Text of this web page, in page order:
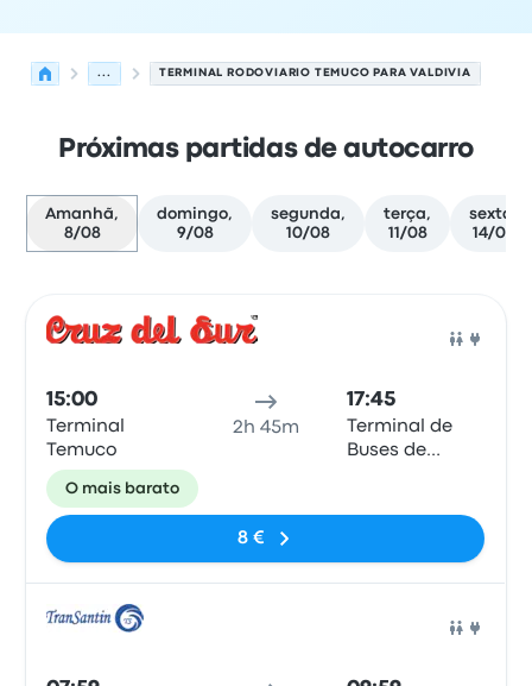
... TERMINAL RODOVIARIO TEMUCO PARA VALDIVIA
Próximas partidas de autocarro
Amanhã,
8/08
domingo,
9/08
segunda,
10/08
terça,
11/08
sexta,
14/08
15:00
Terminal
Temuco
2h 45m
17:45
Terminal de
Buses de
O mais barato
8 €